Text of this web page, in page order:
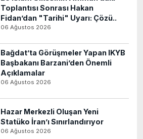
Toplantısı Sonrası Hakan
Fidan’dan "Tarihi" Uyarı: Çözü..
06 Ağustos 2026
Bağdat’ta Görüşmeler Yapan IKYB
Başbakanı Barzani’den Önemli
Açıklamalar
06 Ağustos 2026
Hazar Merkezli Oluşan Yeni
Statüko İran’ı Sınırlandırıyor
06 Ağustos 2026